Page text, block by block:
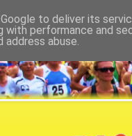
to deliver its
with performance and
abuse.